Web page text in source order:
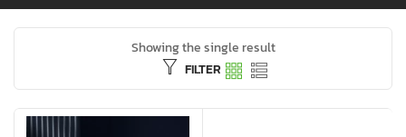
Showing the single result
FILTER